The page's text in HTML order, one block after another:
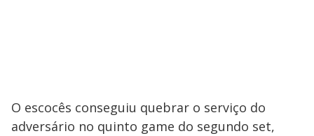
O escocês conseguiu quebrar o serviço do
adversário no quinto game do segundo set,